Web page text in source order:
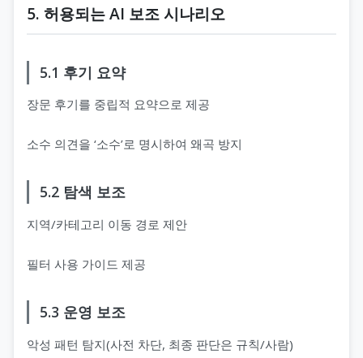
5. 허용되는 AI 보조 시나리오
5.1 후기 요약
장문 후기를 중립적 요약으로 제공
소수 의견을 ‘소수’로 명시하여 왜곡 방지
5.2 탐색 보조
지역/카테고리 이동 경로 제안
필터 사용 가이드 제공
5.3 운영 보조
악성 패턴 탐지(사전 차단, 최종 판단은 규칙/사람)